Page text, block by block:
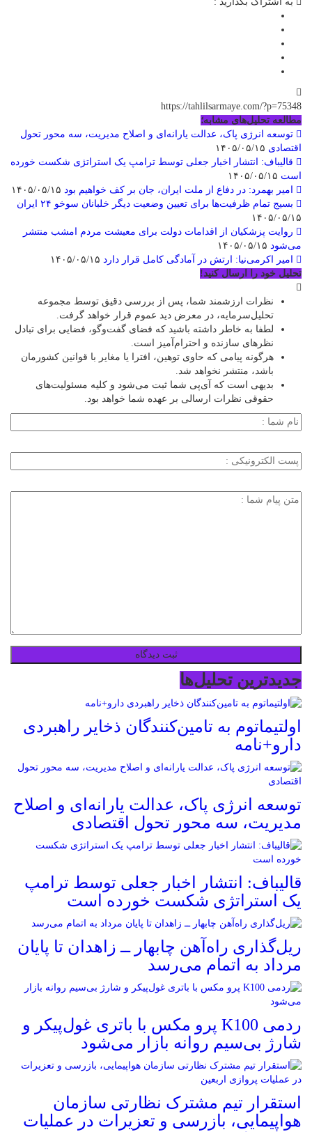
https://tahlilsarmaye.com/?p=75348
مطالعه تحلیل‌های مشابه؛
توسعه انرژی پاک، عدالت یارانه‌ای و اصلاح مدیریت، سه محور تحول
اقتصادی
قالیباف: انتشار اخبار جعلی توسط ترامپ یک استراتژی شکست خورده
است
امیر بهمرد: در دفاع از ملت ایران، جان بر کف خواهیم بود
بسیج تمام ظرفیت‌ها برای تعیین وضعیت دیگر خلبانان سوخو ۲۴ ایران
۱۴۰۵/۰۵/۱۵
روایت پزشکیان از اقدامات دولت برای معیشت مردم امشب منتشر
می‌شود
امیر اکرمی‌نیا: ارتش در آمادگی کامل قرار دارد
تحلیل خود را ارسال کنید!
نظرات ارزشمند شما، پس از بررسی دقیق توسط مجموعه
تحلیل‌سرمایه، در معرض دید عموم قرار خواهد گرفت.
لطفا به خاطر داشته باشید که فضای گفت‌وگو، فضایی برای تبادل
نظرهای سازنده و احترام‌آمیز است.
هرگونه پیامی که حاوی توهین، افترا یا مغایر با قوانین کشورمان
باشد، منتشر نخواهد شد.
بدیهی است که آی‌پی شما ثبت می‌شود و کلیه مسئولیت‌های
حقوقی نظرات ارسالی بر عهده شما خواهد بود.
جدیدترین تحلیل‌ها
اولتیماتوم به تامین‌کنندگان ذخایر راهبردی
دارو+نامه
توسعه انرژی پاک، عدالت یارانه‌ای و اصلاح
مدیریت، سه محور تحول اقتصادی
قالیباف: انتشار اخبار جعلی توسط ترامپ
یک استراتژی شکست خورده است
ریل‌گذاری راه‌آهن چابهار ــ زاهدان تا پایان
مرداد به اتمام می‌رسد
ردمی K100 پرو مکس با باتری غول‌پیکر و
شارژ بی‌سیم روانه بازار می‌شود
استقرار تیم مشترک نظارتی سازمان
هواپیمایی، بازرسی و تعزیرات در عملیات